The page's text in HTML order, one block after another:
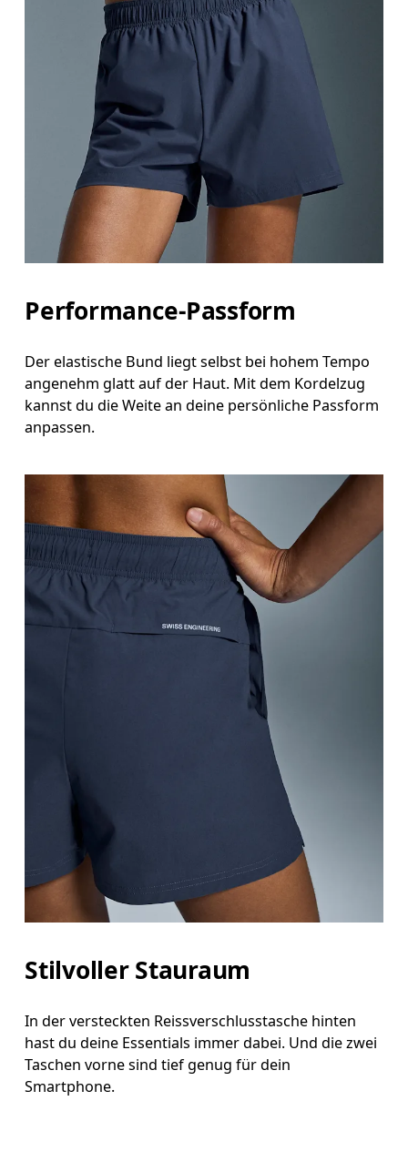
Performance-Passform
Der elastische Bund liegt selbst bei hohem Tempo
angenehm glatt auf der Haut. Mit dem Kordelzug
kannst du die Weite an deine persönliche Passform
anpassen.
Stilvoller Stauraum
In der versteckten Reissverschlusstasche hinten
hast du deine Essentials immer dabei. Und die zwei
Taschen vorne sind tief genug für dein
Smartphone.